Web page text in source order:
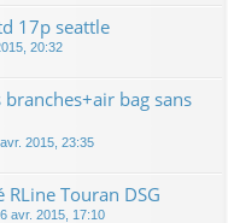
17p seattle
20:32
bag sans
2015, 23:35
Touran DSG
avr. 2015, 17:10